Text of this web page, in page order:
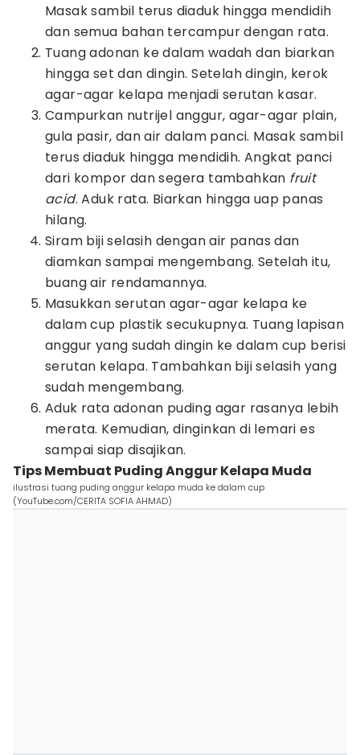
Masak sambil terus diaduk hingga mendidih
dan semua bahan tercampur dengan rata.
Tuang adonan ke dalam wadah dan biarkan
hingga set dan dingin. Setelah dingin, kerok
agar-agar kelapa menjadi serutan kasar.
Campurkan nutrijel anggur, agar-agar plain,
gula pasir, dan air dalam panci. Masak sambil
terus diaduk hingga mendidih. Angkat panci
dari kompor dan segera tambahkan fruit
acid. Aduk rata. Biarkan hingga uap panas
hilang.
Siram biji selasih dengan air panas dan
diamkan sampai mengembang. Setelah itu,
buang air rendamannya.
Masukkan serutan agar-agar kelapa ke
dalam cup plastik secukupnya. Tuang lapisan
anggur yang sudah dingin ke dalam cup berisi
serutan kelapa. Tambahkan biji selasih yang
sudah mengembang.
Aduk rata adonan puding agar rasanya lebih
merata. Kemudian, dinginkan di lemari es
sampai siap disajikan.
Tips Membuat Puding Anggur Kelapa Muda
ilustrasi tuang puding anggur kelapa muda ke dalam cup
(YouTube.com/CERITA SOFIA AHMAD)